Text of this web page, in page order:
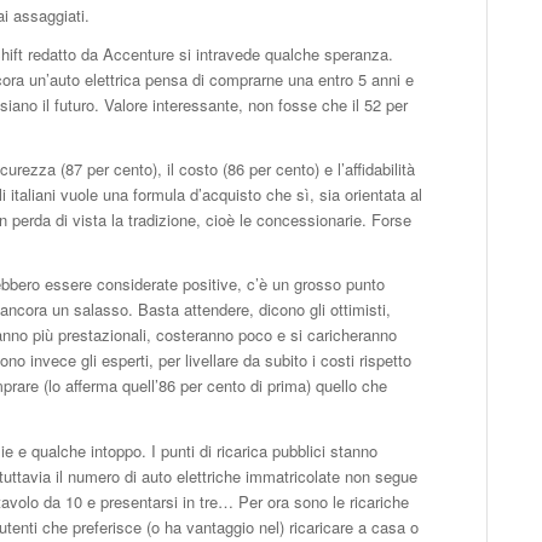
assaggiati.
redatto da Accenture si intravede qualche speranza.
un’auto elettrica pensa di comprarne una entro 5 anni e
il futuro. Valore interessante, non fosse che il 52 per
(87 per cento), il costo (86 per cento) e l’affidabilità
vuole una formula d’acquisto che sì, sia orientata al
di vista la tradizione, cioè le concessionarie. Forse
essere considerate positive, c’è un grosso punto
un salasso. Basta attendere, dicono gli ottimisti,
più prestazionali, costeranno poco e si caricheranno
invece gli esperti, per livellare da subito i costi rispetto
(lo afferma quell’86 per cento di prima) quello che
e qualche intoppo. I punti di ricarica pubblici stanno
il numero di auto elettriche immatricolate non segue
da 10 e presentarsi in tre… Per ora sono le ricariche
che preferisce (o ha vantaggio nel) ricaricare a casa o